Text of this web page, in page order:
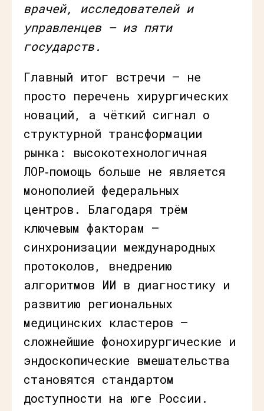
врачей, исследователей и
управленцев — из пяти
государств.
Главный итог встречи — не
просто перечень хирургических
новаций, а чёткий сигнал о
структурной трансформации
рынка: высокотехнологичная
ЛОР‑помощь больше не является
монополией федеральных
центров. Благодаря трём
ключевым факторам —
синхронизации международных
протоколов, внедрению
алгоритмов ИИ в диагностику и
развитию региональных
медицинских кластеров —
сложнейшие фонохирургические и
эндоскопические вмешательства
становятся стандартом
доступности на юге России.